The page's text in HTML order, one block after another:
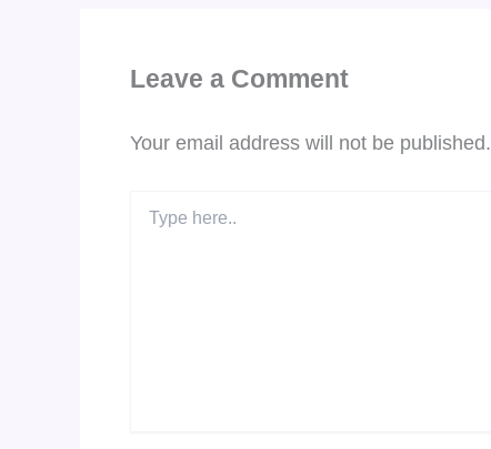
Leave a Comment
Your email address will not be published.
here..